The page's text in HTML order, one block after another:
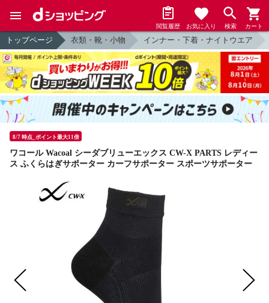
閲覧履歴 お気に入り 検索 カート
トップページ 衣類・靴・小物 インナー・下着・ナイトウエア
8/7 時点_ポイント最大11倍
ワコール Wacoal シーダブリューエックス CW-X PARTS レディー
ス ふくらはぎサポーター カーフサポーター スポーツサポーター